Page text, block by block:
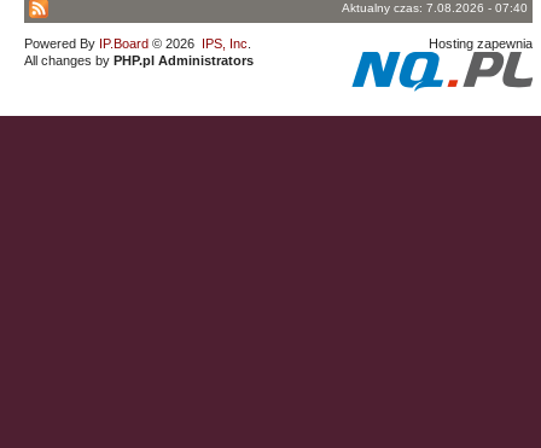
Aktualny czas: 7.08.2026 - 07:40
Powered By IP.Board © 2026 IPS, Inc
All changes by PHP.pl Administrators
Hosting zapewnia